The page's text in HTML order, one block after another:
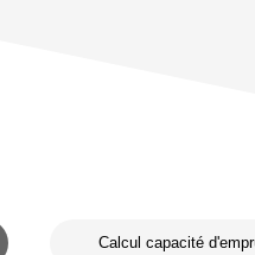
Calcul capacité